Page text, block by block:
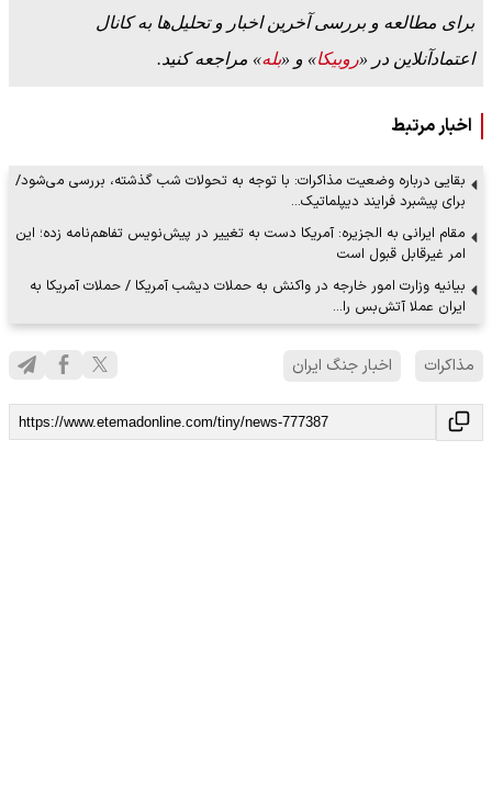
برای مطالعه و بررسی آخرین اخبار و تحلیل‌ها به کانال
اعتمادآنلاین در «روبیکا» و «بله» مراجعه کنید.
اخبار مرتبط
بقایی درباره وضعیت مذاکرات: با توجه به تحولات شب گذشته، بررسی می‌شود/
برای پیشبرد فرایند دیپلماتیک…
مقام ایرانی به الجزیره: آمریکا دست به تغییر در پیش‌نویس تفاهم‌نامه زده؛ این
امر غیرقابل قبول است
بیانیه وزارت امور خارجه در واکنش به حملات دیشب آمریکا / حملات آمریکا به
ایران عملا آتش‌بس را…
مذاکرات اخبار جنگ ایران